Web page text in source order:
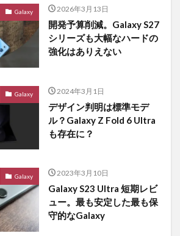
Galaxy 2026年3月13日
開発予算削減。Galaxy S27
シリーズも大幅なハードの
強化はありえない
Galaxy 2024年3月1日
デザイン判明は標準モデ
ル？Galaxy Z Fold 6 Ultra
も存在に？
Galaxy 2023年3月10日
Galaxy S23 Ultra 短期レビ
ュー。最も安定した最も保
守的なGalaxy